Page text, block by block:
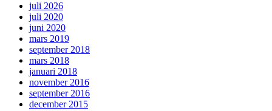
juli 2026
juli 2020
juni 2020
mars 2019
september 2018
mars 2018
januari 2018
november 2016
september 2016
december 2015